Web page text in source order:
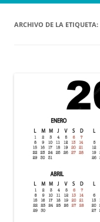
ARCHIVO DE LA ETIQUETA: